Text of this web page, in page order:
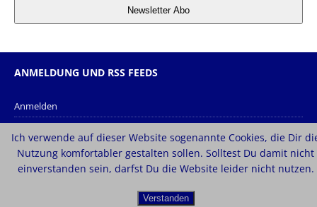
Newsletter Abo
ANMELDUNG UND RSS FEEDS
Anmelden
Kommentar-Feed
WordPress.org
Ich verwende auf dieser Website sogenannte Cookies, die Dir
Nutzung komfortabler gestalten sollen. Solltest Du damit nicht
einverstanden sein, darfst Du die Website leider nicht nutzen.
Verstanden